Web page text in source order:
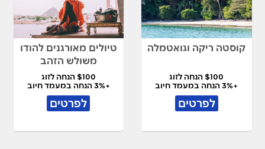
קוסטה ריקה וגואטמלה
$100 הנחה לזוג
+3% הנחה במעמד חיוב
לפרטים
טיולים מאורגנים להודו
משולש הזהב
$100 הנחה לזוג
+3% הנחה במעמד חיוב
לפרטים